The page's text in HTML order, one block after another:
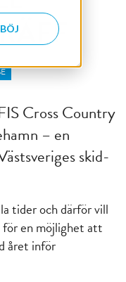
Cross Country
– en
skid-
tider och därför vill
för en möjlighet att
året inför